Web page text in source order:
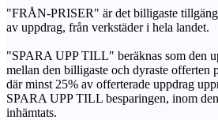
"FRÅN-PRISER" är det billigaste
av uppdrag, från verkstäder i hela landet.
"SPARA UPP TILL" beräknas som den
mellan den billigaste och dyraste offerten
där minst 25% av offerterade uppdrag
SPARA UPP TILL besparingen, inom
inhämtats.